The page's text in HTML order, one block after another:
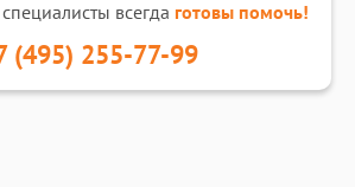
всегда готовы помочь!
(495) 255-77-99